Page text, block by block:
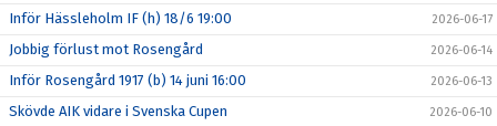
Inför Hässleholm IF (h) 18/6 19:00 2026-06-17
Jobbig förlust mot Rosengård 2026-06-14
Inför Rosengård 1917 (b) 14 juni 16:00 2026-06-13
Skövde AIK vidare i Svenska Cupen 2026-06-10